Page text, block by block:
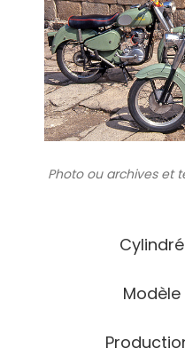
Photo ou archiveset
Modèle